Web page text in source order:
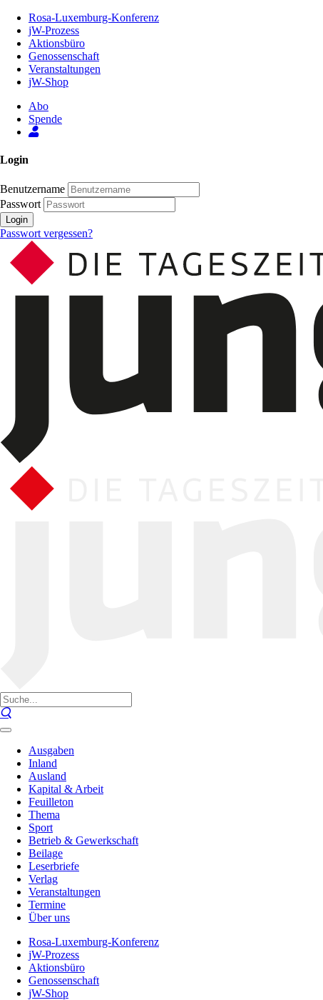
Inhalt
Seite
Rosa-Luxemburg-Konferenz
jW-Prozess
Aktionsbüro
Genossenschaft
Veranstaltungen
jW-Shop
Abo
Spende
Login
Benutzername
Passwort
Login
Passwort vergessen?
Ausgaben
Inland
Ausland
Kapital & Arbeit
Feuilleton
Thema
Sport
Betrieb & Gewerkschaft
Beilage
Leserbriefe
Verlag
Veranstaltungen
Termine
Über uns
Rosa-Luxemburg-Konferenz
jW-Prozess
Aktionsbüro
Genossenschaft
jW-Shop